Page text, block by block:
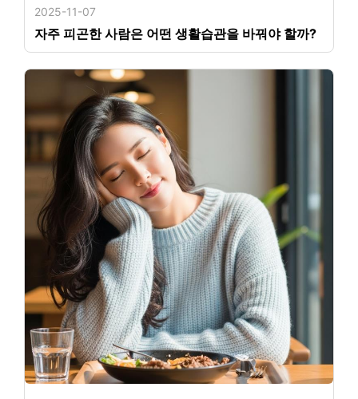
2025-11-07
자주 피곤한 사람은 어떤 생활습관을 바꿔야 할까?